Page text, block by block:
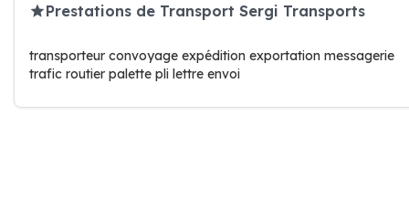
Prestations de Transport Sergi Transports
transporteur convoyage expédition exportation messagerie
trafic routier palette pli lettre envoi